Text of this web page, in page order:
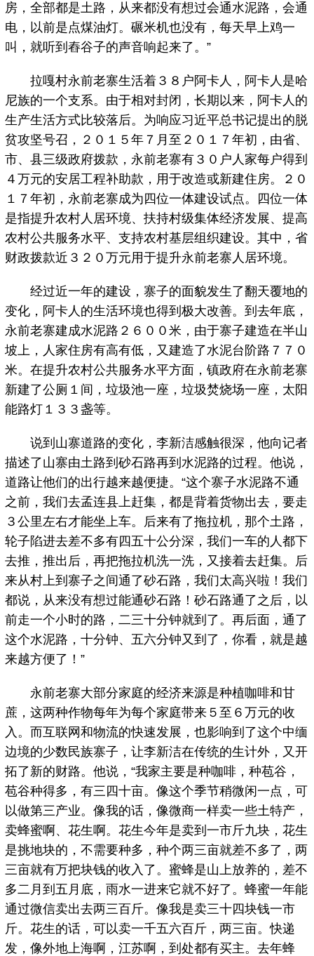
房，全部都是土路，从来都没有想过会通水泥路，会通
电，以前是点煤油灯。碾米机也没有，每天早上鸡一
叫，就听到舂谷子的声音响起来了。”
拉嘎村永前老寨生活着３８户阿卡人，阿卡人是哈
尼族的一个支系。由于相对封闭，长期以来，阿卡人的
生产生活方式比较落后。为响应习近平总书记提出的脱
贫攻坚号召，２０１５年７月至２０１７年初，由省、
市、县三级政府拨款，永前老寨有３０户人家每户得到
４万元的安居工程补助款，用于改造或新建住房。２０
１７年初，永前老寨成为四位一体建设试点。四位一体
是指提升农村人居环境、扶持村级集体经济发展、提高
农村公共服务水平、支持农村基层组织建设。其中，省
财政拨款近３２０万元用于提升永前老寨人居环境。
经过近一年的建设，寨子的面貌发生了翻天覆地的
变化，阿卡人的生活环境也得到极大改善。到去年底，
永前老寨建成水泥路２６００米，由于寨子建造在半山
坡上，人家住房有高有低，又建造了水泥台阶路７７０
米。在提升农村公共服务水平方面，镇政府在永前老寨
新建了公厕１间，垃圾池一座，垃圾焚烧场一座，太阳
能路灯１３３盏等。
说到山寨道路的变化，李新洁感触很深，他向记者
描述了山寨由土路到砂石路再到水泥路的过程。他说，
道路让他们的出行越来越便捷。“这个寨子水泥路不通
之前，我们去孟连县上赶集，都是背着货物出去，要走
３公里左右才能坐上车。后来有了拖拉机，那个土路，
轮子陷进去差不多有四五十公分深，我们一车的人都下
去推，推出后，再把拖拉机洗一洗，又接着去赶集。后
来从村上到寨子之间通了砂石路，我们太高兴啦！我们
都说，从来没有想过能通砂石路！砂石路通了之后，以
前走一个小时的路，二三十分钟就到了。再后面，通了
这个水泥路，十分钟、五六分钟又到了，你看，就是越
来越方便了！”
永前老寨大部分家庭的经济来源是种植咖啡和甘
蔗，这两种作物每年为每个家庭带来５至６万元的收
入。而互联网和物流的快速发展，也影响到了这个中缅
边境的少数民族寨子，让李新洁在传统的生计外，又开
拓了新的财路。他说，“我家主要是种咖啡，种苞谷，
苞谷种得多，有三四十亩。像这个季节稍微闲一点，可
以做第三产业。像我的话，像微商一样卖一些土特产，
卖蜂蜜啊、花生啊。花生今年是卖到一市斤九块，花生
是挑地块的，不需要种多，种个两三亩就差不多了，两
三亩就有万把块钱的收入了。蜜蜂是山上放养的，差不
多二月到五月底，雨水一进来它就不好了。蜂蜜一年能
通过微信卖出去两三百斤。像我是卖三十四块钱一市
斤。花生的话，可以卖一千五六百斤，两三亩。快递
发，像外地上海啊，江苏啊，到处都有买主。去年蜂